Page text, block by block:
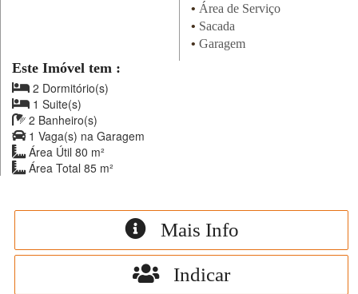
• Área de Serviço
• Sacada
• Garagem
Este Imóvel tem :
2 Dormitório(s)
1 Suite(s)
2 Banheiro(s)
1 Vaga(s) na Garagem
Área Útil 80 m²
Área Total 85 m²
Mais Info
Indicar